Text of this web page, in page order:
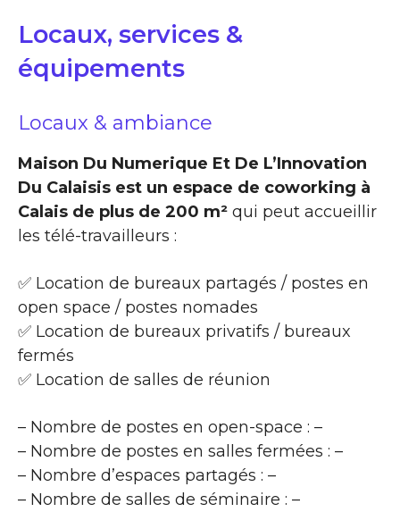
Locaux, services &
équipements
Locaux & ambiance
Maison Du Numerique Et De L’Innovation
Du Calaisis est un espace de coworking à
Calais de plus de 200 m² qui peut accueillir
les télé-travailleurs :
✅ Location de bureaux partagés / postes en
open space / postes nomades
✅ Location de bureaux privatifs / bureaux
fermés
✅ Location de salles de réunion
– Nombre de postes en open-space : –
– Nombre de postes en salles fermées : –
– Nombre d’espaces partagés : –
– Nombre de salles de séminaire : –